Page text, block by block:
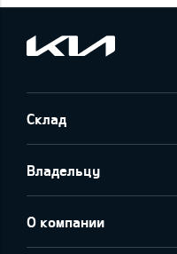
Склад
Владельцу
О компании